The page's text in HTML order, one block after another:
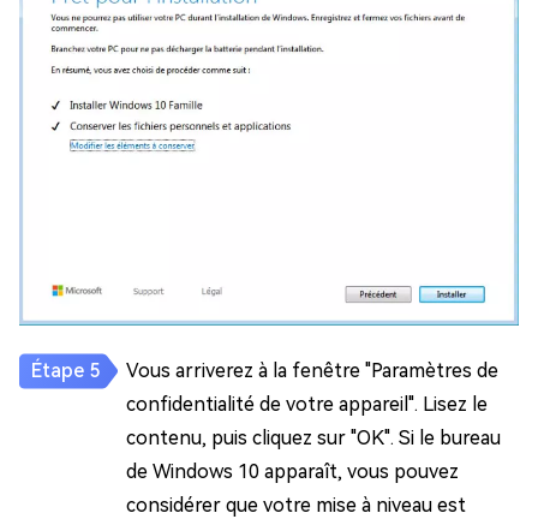
Vous arriverez à la fenêtre "Paramètres de
confidentialité de votre appareil". Lisez le
contenu, puis cliquez sur "OK". Si le bureau
de Windows 10 apparaît, vous pouvez
considérer que votre mise à niveau est